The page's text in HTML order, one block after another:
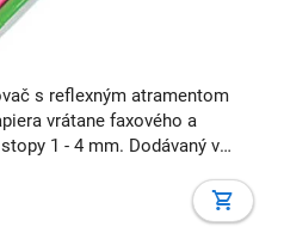
s reflexným atramentom
vrátane faxového a
1 - 4 mm. Dodávaný v